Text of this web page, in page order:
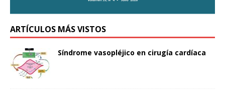
ARTÍCULOS MÁS VISTOS
Síndrome vasopléjico en cirugía cardíaca